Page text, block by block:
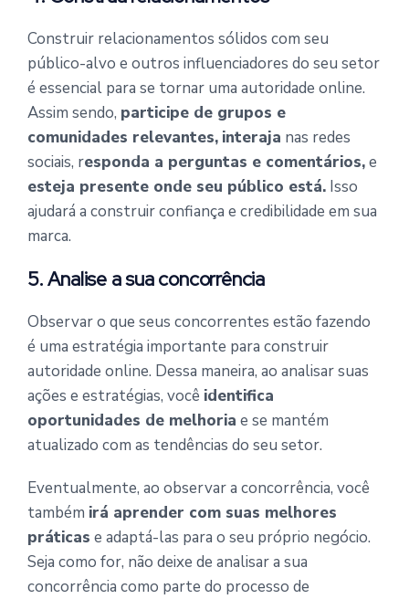
Construir relacionamentos sólidos com seu
público-alvo e outros influenciadores do seu setor
é essencial para se tornar uma autoridade online.
Assim sendo, participe de grupos e
comunidades relevantes, interaja nas redes
sociais, responda a perguntas e comentários,e
esteja presente onde seu público está. Isso
ajudará a construir confiança e credibilidade em sua
marca.
5. Analise a sua concorrência
Observar o que seus concorrentes estão fazendo
é uma estratégia importante para construir
autoridade online. Dessa maneira, ao analisar suas
ações e estratégias, você identifica
oportunidades de melhoria e se mantém
atualizado com as tendências do seu setor.
Eventualmente, ao observar a concorrência, você
também irá aprender com suas melhores
práticas e adaptá-las para o seu próprio negócio.
Seja como for, não deixe de analisar a sua
concorrência como parte do processo de